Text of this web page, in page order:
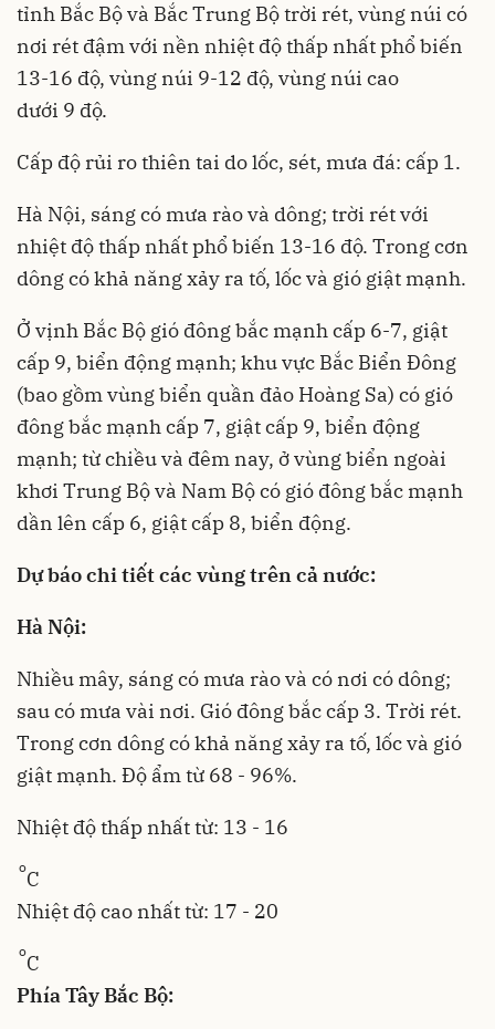
tỉnh Bắc Bộ và Bắc Trung Bộ trời rét, vùng núi có
nơi rét đậm với nền nhiệt độ thấp nhất phổ biến
13-16 độ, vùng núi 9-12 độ, vùng núi cao
dưới 9 độ.
Cấp độ rủi ro thiên tai do lốc, sét, mưa đá: cấp 1.
Hà Nội, sáng có mưa rào và dông; trời rét với
nhiệt độ thấp nhất phổ biến 13-16 độ. Trong cơn
dông có khả năng xảy ra tố, lốc và gió giật mạnh.
Ở vịnh Bắc Bộ gió đông bắc mạnh cấp 6-7, giật
cấp 9, biển động mạnh; khu vực Bắc Biển Đông
(bao gồm vùng biển quần đảo Hoàng Sa) có gió
đông bắc mạnh cấp 7, giật cấp 9, biển động
mạnh; từ chiều và đêm nay, ở vùng biển ngoài
khơi Trung Bộ và Nam Bộ có gió đông bắc mạnh
dần lên cấp 6, giật cấp 8, biển động.
Dự báo chi tiết các vùng trên cả nước:
Hà Nội:
Nhiều mây, sáng có mưa rào và có nơi có dông;
sau có mưa vài nơi. Gió đông bắc cấp 3. Trời rét.
Trong cơn dông có khả năng xảy ra tố, lốc và gió
giật mạnh. Độ ẩm từ 68 - 96%.
Nhiệt độ thấp nhất từ: 13 - 16
oC
Nhiệt độ cao nhất từ: 17 - 20
oC
Phía Tây Bắc Bộ: